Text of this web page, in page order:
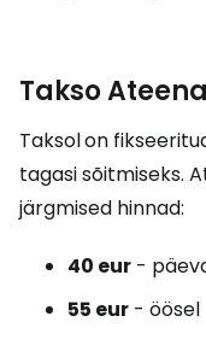
Takso
Taksolon
tagasi sõitmiseks.
järgmised hinnad:
40 eur -
55 eur - öösel